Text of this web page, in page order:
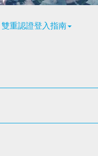
雙重認證登入指南